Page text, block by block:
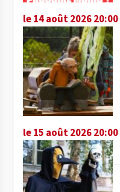
le 14 août 2026 20:00
le 15 août 2026 20:00